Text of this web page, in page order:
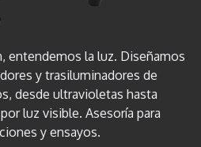
entendemos la luz. Diseñamos
y trasiluminadores de
desde ultravioletas hasta
luz visible. Asesoría para
y ensayos.